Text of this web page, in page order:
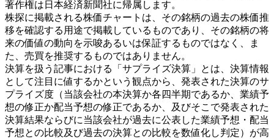
著作権は日本経済新聞社に帰属します。
株探に掲載される株価チャートは、その銘柄の過去の株価推
移を確認する用途で掲載しているものであり、その銘柄の将
来の価値の動向を示唆あるいは保証するものではなく、ま
た、売買を推奨するものではありません。
決算を扱う記事における「サプライズ決算」とは、決算情報
として注目に値するかという観点から、発表された決算のサ
プライズ度（当該会社の本決算か各四半期であるか、業績予
想の修正か配当予想の修正であるか、及びそこで発表された
決算結果ならびに当該会社が過去に公表した業績予想・配当
予想との比較及び過去の決算との比較を数値化し判定）が高